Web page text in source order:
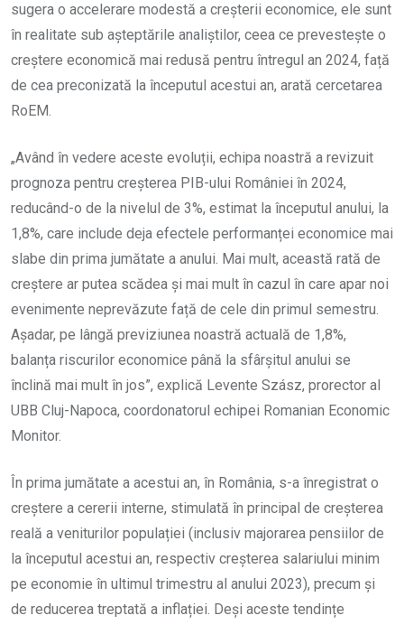
sugera o accelerare modestă a creșterii economice, ele sunt
în realitate sub așteptările analiștilor, ceea ce prevestește o
creștere economică mai redusă pentru întregul an 2024, față
de cea preconizată la începutul acestui an, arată cercetarea
RoEM.
„Având în vedere aceste evoluții, echipa noastră a revizuit
prognoza pentru creșterea PIB-ului României în 2024,
reducând-o de la nivelul de 3%, estimat la începutul anului, la
1,8%, care include deja efectele performanței economice mai
slabe din prima jumătate a anului. Mai mult, această rată de
creștere ar putea scădea și mai mult în cazul în care apar noi
evenimente neprevăzute față de cele din primul semestru.
Așadar, pe lângă previziunea noastră actuală de 1,8%,
balanța riscurilor economice până la sfârșitul anului se
înclină mai mult în jos”, explică Levente Szász, prorector al
UBB Cluj-Napoca, coordonatorul echipei Romanian Economic
Monitor.
În prima jumătate a acestui an, în România, s-a înregistrat o
creștere a cererii interne, stimulată în principal de creșterea
reală a veniturilor populației (inclusiv majorarea pensiilor de
la începutul acestui an, respectiv creșterea salariului minim
pe economie în ultimul trimestru al anului 2023), precum și
de reducerea treptată a inflației. Deși aceste tendințe